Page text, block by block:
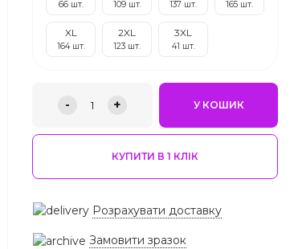
66 шт. 109 шт. 137 шт. 165 шт.
XL
164 шт.
2XL
123 шт.
3XL
41 шт.
- 1 + У КОШИК
КУПИТИ В 1 КЛIК
Розрахувати доставку
Замовити зразок